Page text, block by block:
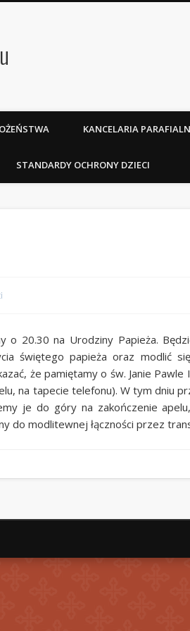
KANCELARIA
STANDARDY OCHRONY DZIECI
o 20.30 na Urodziny Papieża.
świętego papieża oraz modlić
że pamiętamy o św. Janie Pawle
na tapecie telefonu). W tym dniu
je do góry na zakończenie
do modlitewnej łączności przez